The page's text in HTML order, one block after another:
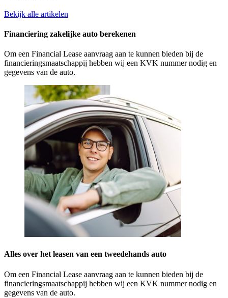
Bekijk alle artikelen
Financiering zakelijke auto berekenen
Om een Financial Lease aanvraag aan te kunnen bieden bij de
financieringsmaatschappij hebben wij een KVK nummer nodig en
gegevens van de auto.
Alles over het leasen van een tweedehands auto
Om een Financial Lease aanvraag aan te kunnen bieden bij de
financieringsmaatschappij hebben wij een KVK nummer nodig en
gegevens van de auto.